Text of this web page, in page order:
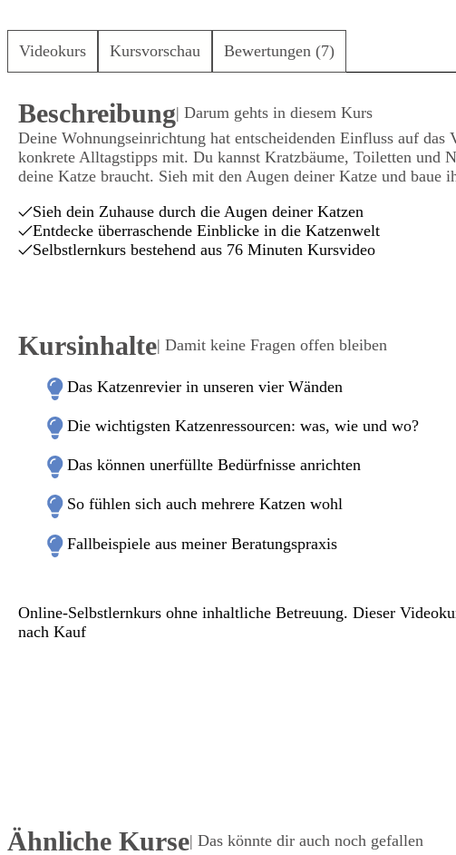
Videokurs Kursvorschau Bewertungen (7)
Beschreibung| Darum gehts in diesem Kurs
Deine Wohnungseinrichtung hat entscheidenden Einfluss auf
konkrete Alltagstipps mit. Du kannst Kratzbäume, Toiletten und
deine Katze braucht. Sieh mit den Augen deiner Katze und baue
Sieh dein Zuhause durch die Augen deiner Katzen
Entdecke überraschende Einblicke in die Katzenwelt
Selbstlernkurs bestehend aus 76 Minuten Kursvideo
Kursinhalte| Damit keine Fragen offen bleiben
Das Katzenrevier in unseren vier Wänden
Die wichtigsten Katzenressourcen: was, wie und wo?
Das können unerfüllte Bedürfnisse anrichten
So fühlen sich auch mehrere Katzen wohl
Fallbeispiele aus meiner Beratungspraxis
Online-Selbstlernkurs ohne inhaltliche Betreuung. Dieser
nach Kauf
Ähnliche Kurse| Das könnte dir auch noch gefallen